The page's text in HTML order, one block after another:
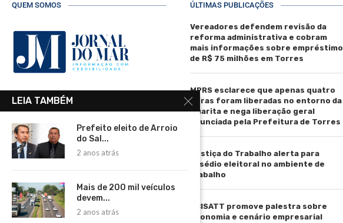
QUEM SOMOS
R. Manoel de Matos Pereira, 40 -
Telefone: (51) 3664-4188
Email:
comercial@jornaldomar.combr
imprensa@jornaldomar.combr
ÚLTIMAS PUBLICAÇÕES
Vereadores defendem revisão da
reforma administrativa e cobram
mais informações sobre empréstimo
de R$ 75 milhões em Torres
MPRS esclarece que apenas quatro
obras foram liberadas no entorno da
Guarita e nega liberação geral
anunciada pela Prefeitura de Torres
Justiça do Trabalho alerta para
assédio eleitoral no ambiente de
trabalho
ACISATT promove palestra sobre
economia e cenário empresarial
LEIA TAMBÉM
Prefeito eleito de Arroio
do Sal...
2 anos atrás
Mais de 200 mil veículos
devem...
2 anos atrás